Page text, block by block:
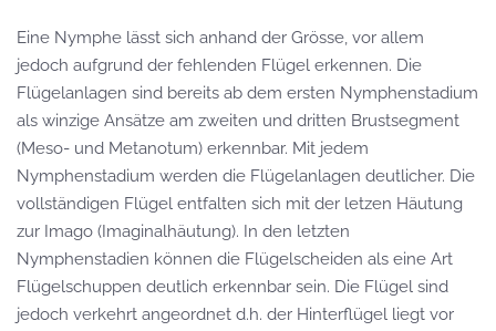
Eine Nymphe lässt sich anhand der Grösse, vor allem
jedoch aufgrund der fehlenden Flügel erkennen. Die
Flügelanlagen sind bereits ab dem ersten Nymphenstadium
als winzige Ansätze am zweiten und dritten Brustsegment
(Meso- und Metanotum) erkennbar. Mit jedem
Nymphenstadium werden die Flügelanlagen deutlicher. Die
vollständigen Flügel entfalten sich mit der letzen Häutung
zur Imago (Imaginalhäutung). In den letzten
Nymphenstadien können die Flügelscheiden als eine Art
Flügelschuppen deutlich erkennbar sein. Die Flügel sind
jedoch verkehrt angeordnet d.h. der Hinterflügel liegt vor